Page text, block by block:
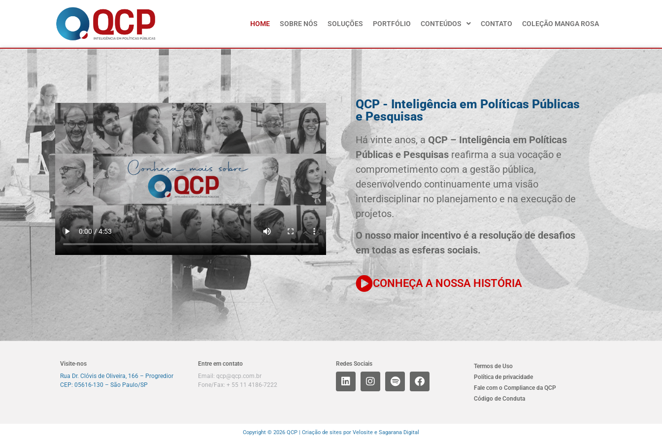
HOME SOBRE NÓS SOLUÇÕES PORTFÓLIO CONTEÚDOS CONTATO COLEÇÃO MANGA ROSA
QCP - Inteligência em Políticas Públicas
e Pesquisas
Há vinte anos, a QCP – Inteligência em Políticas
Públicas e Pesquisas reafirma a sua vocação e
comprometimento com a gestão pública,
desenvolvendo continuamente uma visão
interdisciplinar no planejamento e na execução de
projetos.
O nosso maior incentivo é a resolução de desafios
em todas as esferas sociais.
CONHEÇA A NOSSA HISTÓRIA
Visite-nos
Rua Dr. Clóvis de Oliveira, 166 – Progredior
CEP: 05616-130 – São Paulo/SP
Entre em contato
Email: qcp@qcp.com.br
Fone/Fax: + 55 11 4186-7222
Redes Sociais
Termos de Uso
Política de privacidade
Fale com o Compliance da QCP
Código de Conduta
Copyright © 2026 QCP | Criação de sites por Velosite e Sagarana Digital